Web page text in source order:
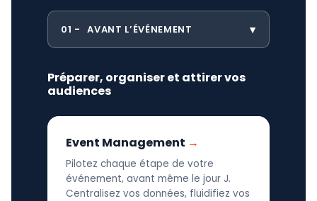
01 AVANT L’ÉVÉNEMENT
Préparer, organiser et attirer vos
audiences
Event Management
Pilotez chaque étape de votre
événement, avant même le jour J.
Centralisez vos données, fluidifiez vos